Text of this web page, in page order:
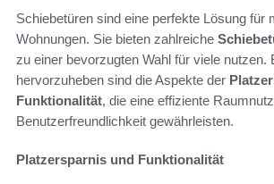
Schiebetüren sind eine perfekte Lösung für
Wohnungen. Sie bieten zahlreiche
zu einer bevorzugten Wahl für viele nutzen.
hervorzuheben sind die Aspekte der
Funktionalität, die eine effiziente
Benutzerfreundlichkeit gewährleisten.
Platzersparnis und Funktionalität